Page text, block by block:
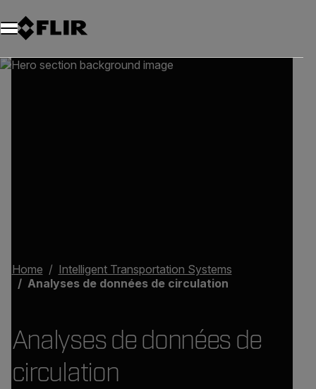
Unread messages
Modèle
Supprimer
articles
article
Ajouter au panier
Ajouté au panier
Home
Intelligent Transportation Systems
Analyses de données de circulation
Analyses de données de
circulation